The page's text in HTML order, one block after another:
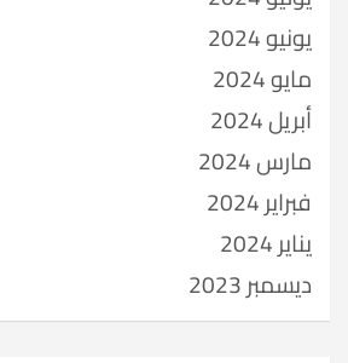
يونيو 2024
مايو 2024
أبريل 2024
مارس 2024
فبراير 2024
يناير 2024
ديسمبر 2023